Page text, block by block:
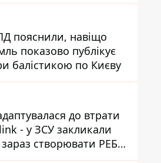
пояснили, навіщо
показово публікує
балістикою по Києву
до втрати
- у ЗСУ закликали
створювати РЕБ
нової загрози